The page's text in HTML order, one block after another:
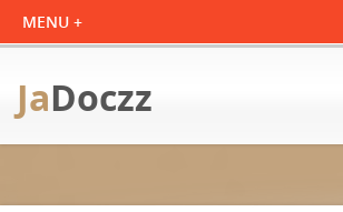
JaDoczz